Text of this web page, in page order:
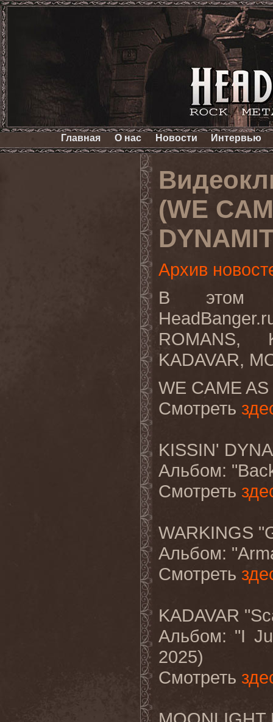
Главная О нас Новости Интервью
(WE
Архив
В этом
ROMANS,
KADAVAR,
WE CAME
Смотреть
KISSIN'
Альбом:
Смотреть
WARKINGS
Альбом:
Смотреть
KADAVAR
Альбом: "I
2025)
Смотреть